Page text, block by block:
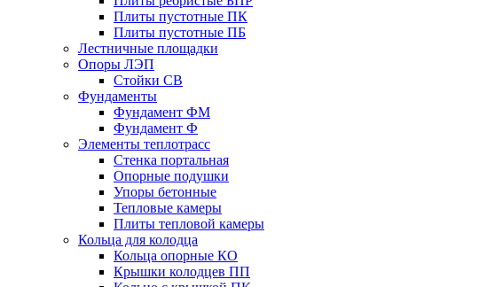
Плиты пустотные ПК
Плиты пустотные ПБ
Лестничные площадки
Опоры ЛЭП
Стойки СВ
Фундаменты
Фyндамент ФМ
Фyндамент Ф
Элементы теплотрасс
Стенка портальная
Опорные подушки
Упоры бетонные
Тепловые камеры
Плиты тепловой камеры
Кольца для колодца
Кольца опорные КО
Крышки колодцев ПП